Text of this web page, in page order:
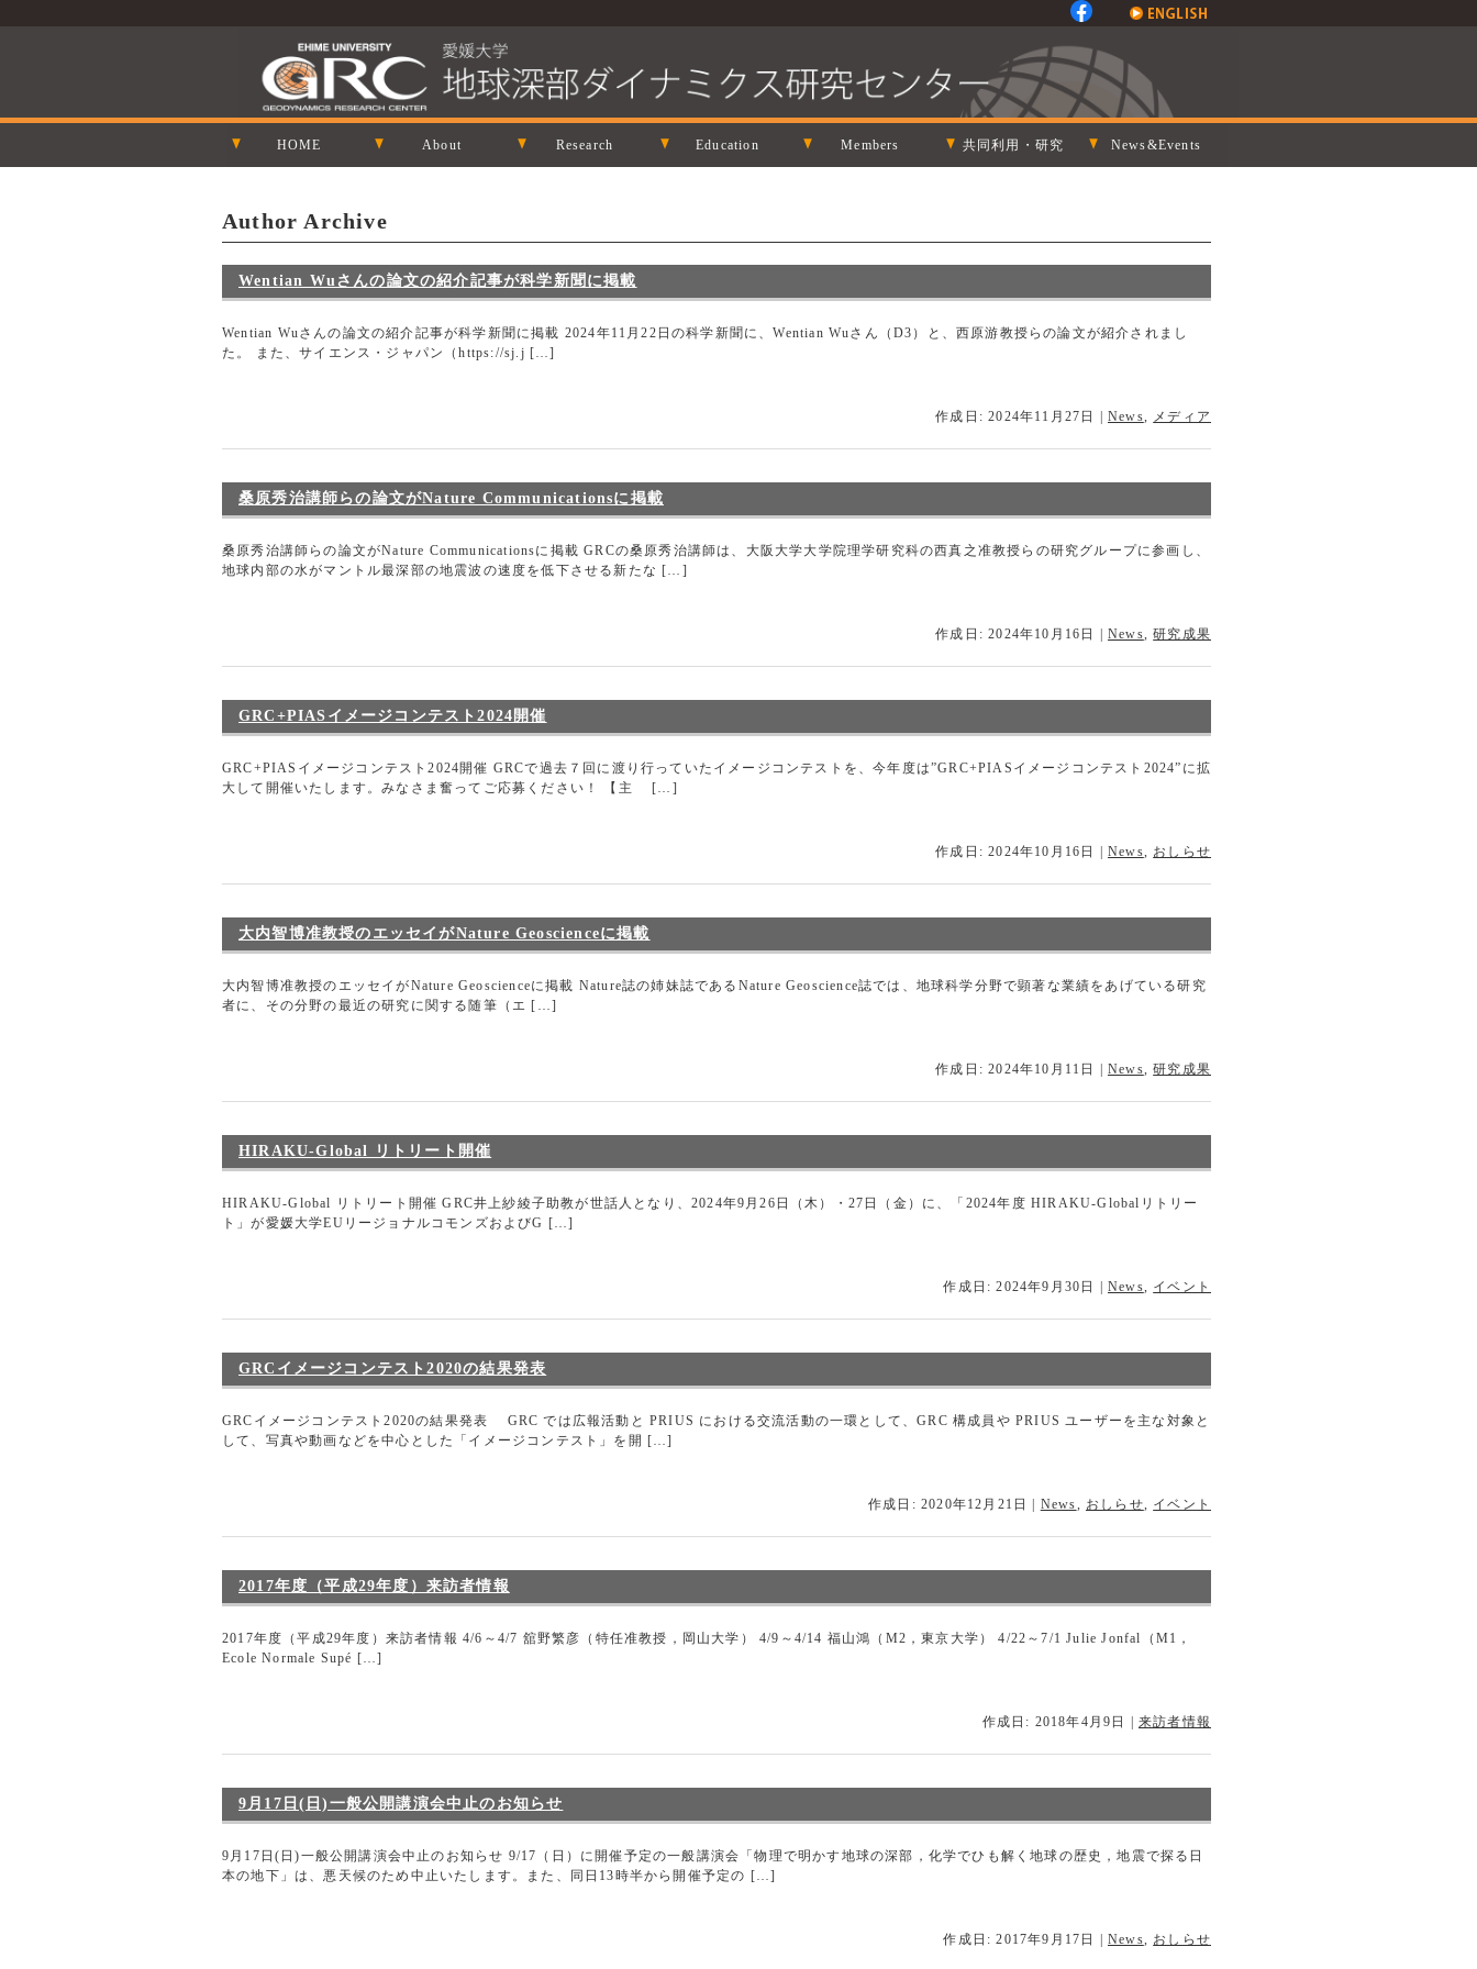
HOME About Research Education Members 共同利用・研究 News&Events
Author Archive
Wentian Wuさんの論文の紹介記事が科学新聞に掲載
Wentian Wuさんの論文の紹介記事が科学新聞に掲載 2024年11月22日の科学新聞に、Wentian Wuさん（D3）と、西原游教授らの論文が紹介されまし
た。 また、サイエンス・ジャパン（https://sj.j […]
作成日: 2024年11月27日 News, メディア
桑原秀治講師らの論文がNature Communicationsに掲載
桑原秀治講師らの論文がNature Communicationsに掲載 GRCの桑原秀治講師は、大阪大学大学院理学研究科の西真之准教授らの研究グループに参画し、
地球内部の水がマントル最深部の地震波の速度を低下させる新たな […]
作成日: 2024年10月16日 News,研究成果
GRC+PIASイメージコンテスト2024開催
GRC+PIASイメージコンテスト2024開催 GRCで過去７回に渡り行っていたイメージコンテストを、今年度は”GRC+PIASイメージコンテスト2024”に拡
大して開催いたします。みなさま奮ってご応募ください！ 【主 […]
作成日: 2024年10月16日 News, おしらせ
大内智博准教授のエッセイがNature Geoscienceに掲載
大内智博准教授のエッセイがNature Geoscienceに掲載 Nature誌の姉妹誌であるNature Geoscience誌では、地球科学分野で顕著な業績をあげている研究
者に、その分野の最近の研究に関する随筆（エ […]
作成日: 2024年10月11日 News,研究成果
HIRAKU-Global リトリート開催
HIRAKU-Global リトリート開催 GRC井上紗綾子助教が世話人となり、2024年9月26日（木）・27日（金）に、「2024年度 HIRAKU-Globalリトリー
ト」が愛媛大学EUリージョナルコモンズおよびG […]
作成日: 2024年9月30日 News, イベント
GRCイメージコンテスト2020の結果発表
GRCイメージコンテスト2020の結果発表 GRC では広報活動と PRIUS における交流活動の一環として、GRC 構成員や PRIUS ユーザーを主な対象と
して、写真や動画などを中心とした「イメージコンテスト」を開 […]
作成日: 2020年12月21日 News, おしらせ, イベント
2017年度（平成29年度）来訪者情報
2017年度（平成29年度）来訪者情報 4/6～4/7 舘野繁彦（特任准教授，岡山大学） 4/9～4/14 福山鴻（M2，東京大学） 4/22～7/1 Julie Jonfal（M1，
Ecole Normale Supé […]
作成日: 2018年4月9日 来訪者情報
9月17日(日)一般公開講演会中止のお知らせ
9月17日(日)一般公開講演会中止のお知らせ 9/17（日）に開催予定の一般講演会「物理で明かす地球の深部，化学でひも解く地球の歴史，地震で探る日
本の地下」は、悪天候のため中止いたします。また、同日13時半から開催予定の […]
作成日: 2017年9月17日 News, おしらせ